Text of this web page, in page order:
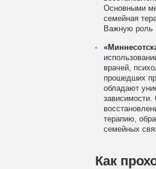
Основными
семейная
Важную роль
врачей,
прошедших
обладают
терапию,
семейных
Как